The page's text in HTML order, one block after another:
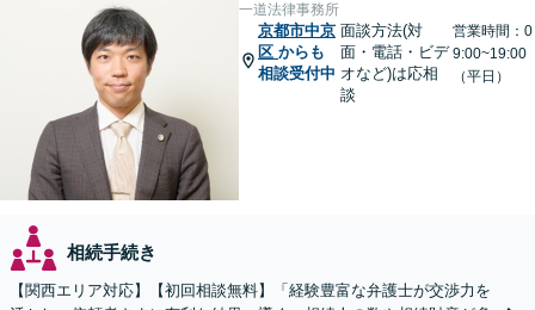
一道法律事務所
京都市中京
区 からも
相談受付中
面談方法(対
面・電話・ビデ
オなど)は応相
談
営業時間：0
9:00~19:00
（平日）
相続手続き
【関西エリア対応】【初回相談無料】「経験豊富な弁護士が交渉力を